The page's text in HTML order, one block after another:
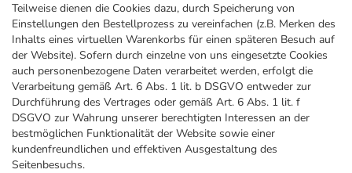
Teilweise dienen die Cookies dazu, durch Speicherung von
Einstellungen den Bestellprozess zu vereinfachen (z.B. Merken des
Inhalts eines virtuellen Warenkorbs für einen späteren Besuch auf
der Website). Sofern durch einzelne von uns eingesetzte Cookies
auch personenbezogene Daten verarbeitet werden, erfolgt die
Verarbeitung gemäß Art. 6 Abs. 1 lit. b DSGVO entweder zur
Durchführung des Vertrages oder gemäß Art. 6 Abs. 1 lit. f
DSGVO zur Wahrung unserer berechtigten Interessen an der
bestmöglichen Funktionalität der Website sowie einer
kundenfreundlichen und effektiven Ausgestaltung des
Seitenbesuchs.